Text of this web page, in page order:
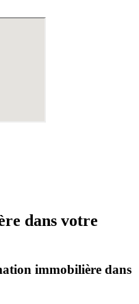
dans votre
immobilière dans